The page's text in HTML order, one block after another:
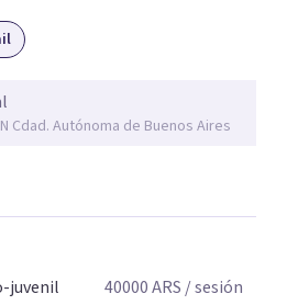
cada sujeto pueda interrogar
singular frente a su
Cdad. Autónoma de Buenos Aires
juvenil
40000ARS / sesión